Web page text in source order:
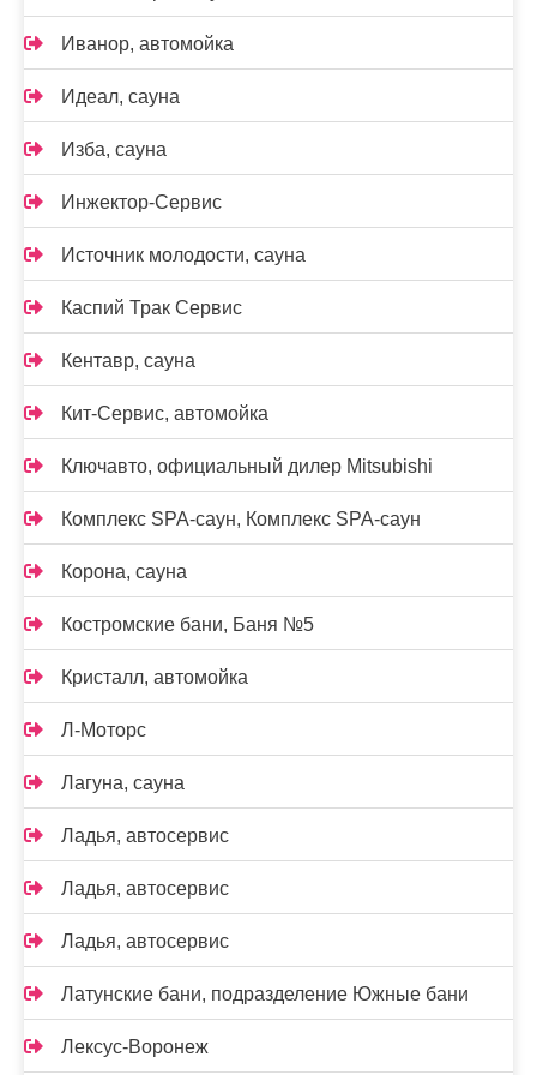
Иванор, автомойка
Идеал, сауна
Изба, сауна
Инжектор-Сервис
Источник молодости, сауна
Каспий Трак Сервис
Кентавр, сауна
Кит-Сервис, автомойка
Ключавто, официальный дилер Mitsubishi
Комплекс SPA-саун, Комплекс SPA-саун
Корона, сауна
Костромские бани, Баня №5
Кристалл, автомойка
Л-Моторс
Лагуна, сауна
Ладья, автосервис
Ладья, автосервис
Ладья, автосервис
Латунские бани, подразделение Южные бани
Лексус-Воронеж